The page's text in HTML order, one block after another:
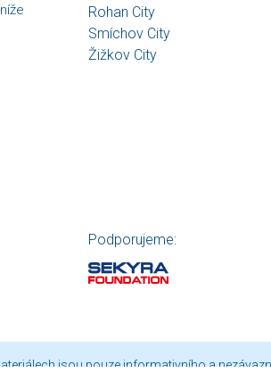
Rohan City
Smíchov City
Žižkov City
Podporujeme:
jsou pouze informativního a